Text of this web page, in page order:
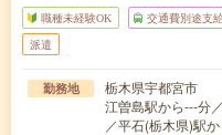
職種未経験OK 交通費別途支
派遣
勤務地
栃木県宇都宮市
江曽島駅から---分
／平石(栃木県)駅